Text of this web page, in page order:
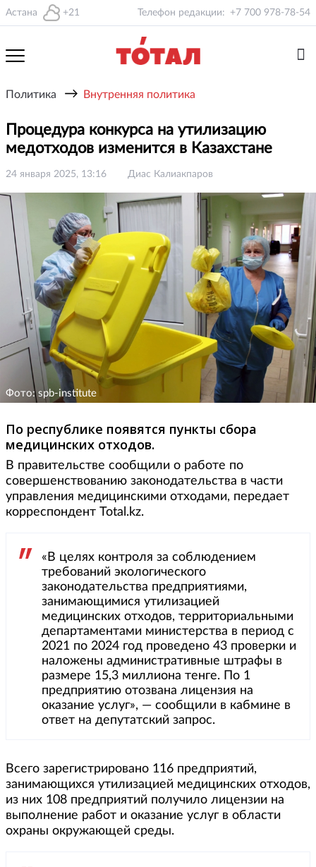
Астана +21 Телефон редакции: +7 700 978-78-54
Политика → Внутренняя политика
Процедура конкурса на утилизацию
медотходов изменится в Казахстане
24 января 2025, 13:16 Диас Калиакпаров
Фото: spb-institute
По республике появятся пункты сбора
медицинских отходов.
В правительстве сообщили о работе по
совершенствованию законодательства в части
управления медицинскими отходами, передает
корреспондент Total.kz.
«В целях контроля за соблюдением
требований экологического
законодательства предприятиями,
занимающимися утилизацией
медицинских отходов, территориальными
департаментами министерства в период с
2021 по 2024 год проведено 43 проверки и
наложены административные штрафы в
размере 15,3 миллиона тенге. По 1
предприятию отозвана лицензия на
оказание услуг», — сообщили в кабмине в
ответ на депутатский запрос.
Всего зарегистрировано 116 предприятий,
занимающихся утилизацией медицинских отходов,
из них 108 предприятий получило лицензии на
выполнение работ и оказание услуг в области
охраны окружающей среды.